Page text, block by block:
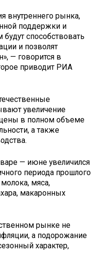
внутреннего рынка,
поддержки и
способствовать
и позволят
— говорится в
приводит РИА
увеличение
в полном объеме
а также
— июне увеличился
периода прошлого
мяса,
макаронных
рынке не
а подорожание
характер,